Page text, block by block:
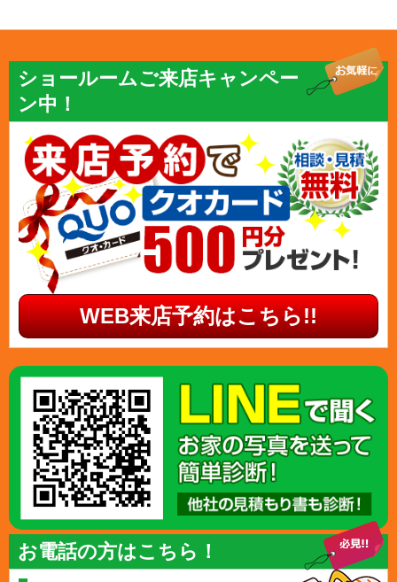
ショールームご来店キャンペー
ン中！
WEB来店予約はこちら!!
お電話の方はこちら！